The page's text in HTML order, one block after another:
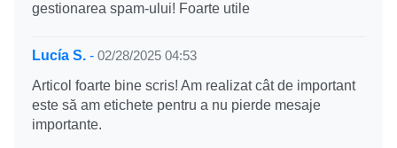
gestionarea spam-ului! Foarte utile
Lucía S. - 02/28/2025 04:53
Articol foarte bine scris! Am realizat cât de important
este să am etichete pentru a nu pierde mesaje
importante.